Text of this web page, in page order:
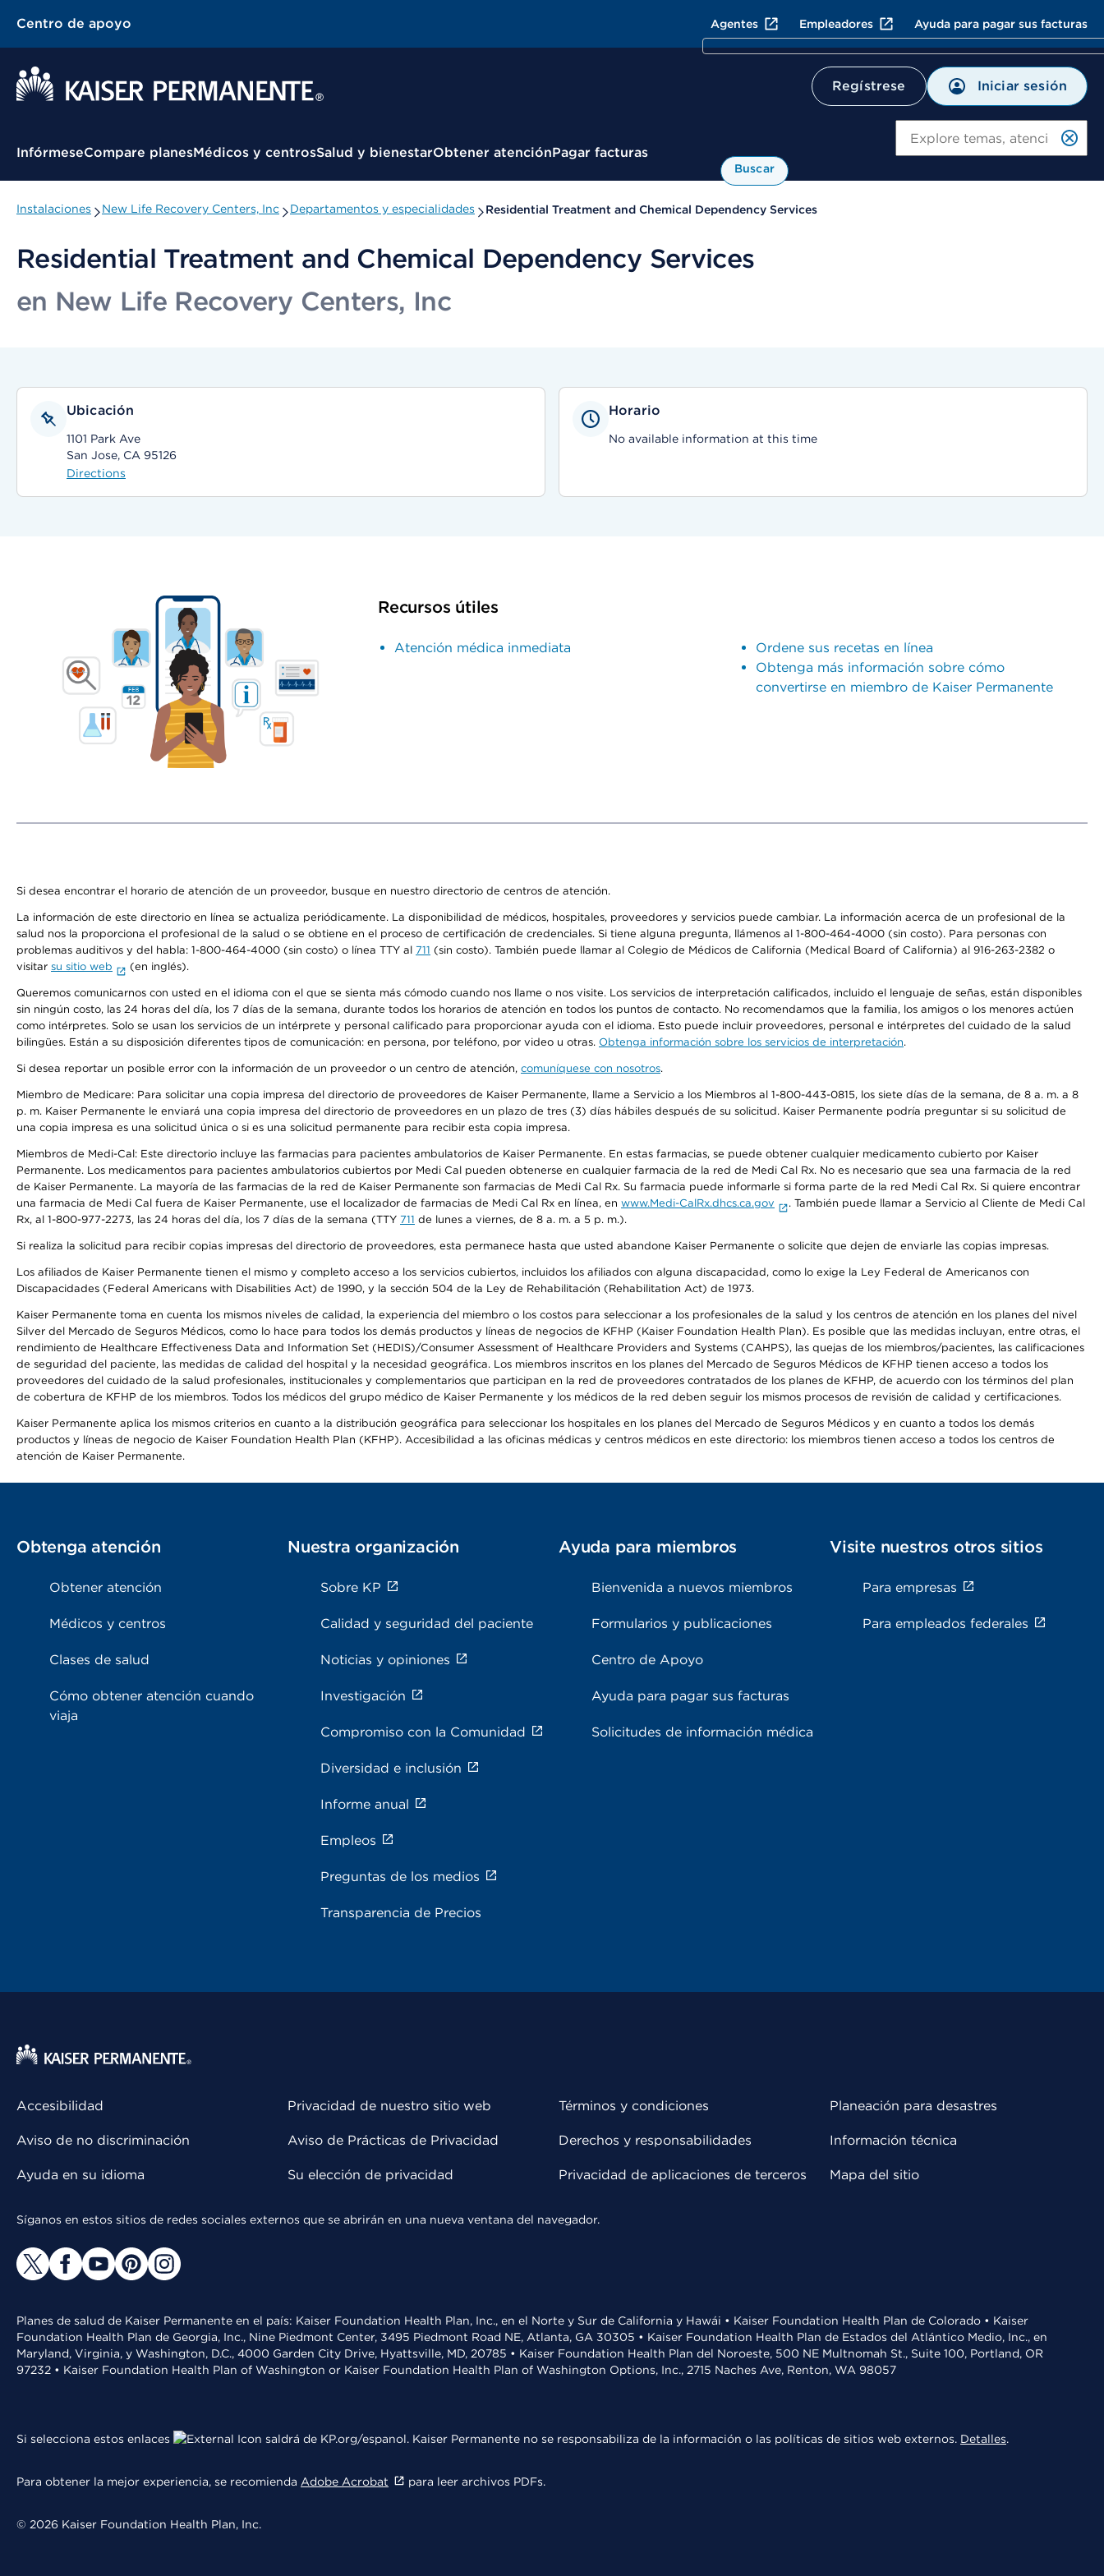
Centro de apoyo Agentes Empleadores Ayuda para pagar sus facturas
Regístrese Iniciar sesión
Menú contextual
InfórmeseCompare planesMédicos y centrosSalud y bienestarObtener atenciónPagar facturas
Buscar
Instalaciones New Life Recovery Centers, Inc Departamentos y especialidades Residential Treatment and Chemical Dependency Services
Residential Treatment and Chemical Dependency Services
en New Life Recovery Centers, Inc
Ubicación
1101 Park Ave
San Jose, CA 95126
Directions
Horario
No available information at this time
Recursos útiles
Atención médica inmediata
Ordene sus recetas en línea
Obtenga más información sobre cómo
convertirse en miembro de Kaiser Permanente
Si desea encontrar el horario de atención de un proveedor, busque en nuestro directorio de centros de atención.
La información de este directorio en línea se actualiza periódicamente. La disponibilidad de médicos, hospitales, proveedores y servicios puede cambiar. La información acerca de un profesional de la
salud nos la proporciona el profesional de la salud o se obtiene en el proceso de certificación de credenciales. Si tiene alguna pregunta, llámenos al 1-800-464-4000 (sin costo). Para personas con
problemas auditivos y del habla: 1-800-464-4000 (sin costo) o línea TTY al 711 (sin costo). También puede llamar al Colegio de Médicos de California (Medical Board of California) al 916-263-2382 o
visitar su sitio web (en inglés).
Queremos comunicarnos con usted en el idioma con el que se sienta más cómodo cuando nos llame o nos visite. Los servicios de interpretación calificados, incluido el lenguaje de señas, están disponibles
sin ningún costo, las 24 horas del día, los 7 días de la semana, durante todos los horarios de atención en todos los puntos de contacto. No recomendamos que la familia, los amigos o los menores actúen
como intérpretes. Solo se usan los servicios de un intérprete y personal calificado para proporcionar ayuda con el idioma. Esto puede incluir proveedores, personal e intérpretes del cuidado de la salud
bilingües. Están a su disposición diferentes tipos de comunicación: en persona, por teléfono, por video u otras. Obtenga información sobre los servicios de interpretación.
Si desea reportar un posible error con la información de un proveedor o un centro de atención, comuníquese con nosotros.
Miembro de Medicare: Para solicitar una copia impresa del directorio de proveedores de Kaiser Permanente, llame a Servicio a los Miembros al 1-800-443-0815, los siete días de la semana, de 8 a. m. a 8
p. m. Kaiser Permanente le enviará una copia impresa del directorio de proveedores en un plazo de tres (3) días hábiles después de su solicitud. Kaiser Permanente podría preguntar si su solicitud de
una copia impresa es una solicitud única o si es una solicitud permanente para recibir esta copia impresa.
Miembros de Medi-Cal: Este directorio incluye las farmacias para pacientes ambulatorios de Kaiser Permanente. En estas farmacias, se puede obtener cualquier medicamento cubierto por Kaiser
Permanente. Los medicamentos para pacientes ambulatorios cubiertos por Medi Cal pueden obtenerse en cualquier farmacia de la red de Medi Cal Rx. No es necesario que sea una farmacia de la red
de Kaiser Permanente. La mayoría de las farmacias de la red de Kaiser Permanente son farmacias de Medi Cal Rx. Su farmacia puede informarle si forma parte de la red Medi Cal Rx. Si quiere encontrar
una farmacia de Medi Cal fuera de Kaiser Permanente, use el localizador de farmacias de Medi Cal Rx en línea, en www.Medi-CalRx.dhcs.ca.gov
. También puede llamar a Servicio al Cliente de Medi Cal
Rx, al 1-800-977-2273, las 24 horas del día, los 7 días de la semana (TTY 711 de lunes a viernes, de 8 a. m. a 5 p. m.).
Si realiza la solicitud para recibir copias impresas del directorio de proveedores, esta permanece hasta que usted abandone Kaiser Permanente o solicite que dejen de enviarle las copias impresas.
Los afiliados de Kaiser Permanente tienen el mismo y completo acceso a los servicios cubiertos, incluidos los afiliados con alguna discapacidad, como lo exige la Ley Federal de Americanos con
Discapacidades (Federal Americans with Disabilities Act) de 1990, y la sección 504 de la Ley de Rehabilitación (Rehabilitation Act) de 1973.
Kaiser Permanente toma en cuenta los mismos niveles de calidad, la experiencia del miembro o los costos para seleccionar a los profesionales de la salud y los centros de atención en los planes del nivel
Silver del Mercado de Seguros Médicos, como lo hace para todos los demás productos y líneas de negocios de KFHP (Kaiser Foundation Health Plan). Es posible que las medidas incluyan, entre otras, el
rendimiento de Healthcare Effectiveness Data and Information Set (HEDIS)/Consumer Assessment of Healthcare Providers and Systems (CAHPS), las quejas de los miembros/pacientes, las calificaciones
de seguridad del paciente, las medidas de calidad del hospital y la necesidad geográfica. Los miembros inscritos en los planes del Mercado de Seguros Médicos de KFHP tienen acceso a todos los
proveedores del cuidado de la salud profesionales, institucionales y complementarios que participan en la red de proveedores contratados de los planes de KFHP, de acuerdo con los términos del plan
de cobertura de KFHP de los miembros. Todos los médicos del grupo médico de Kaiser Permanente y los médicos de la red deben seguir los mismos procesos de revisión de calidad y certificaciones.
Kaiser Permanente aplica los mismos criterios en cuanto a la distribución geográfica para seleccionar los hospitales en los planes del Mercado de Seguros Médicos y en cuanto a todos los demás
productos y líneas de negocio de Kaiser Foundation Health Plan (KFHP). Accesibilidad a las oficinas médicas y centros médicos en este directorio: los miembros tienen acceso a todos los centros de
atención de Kaiser Permanente.
Obtenga atención
Obtener atención
Médicos y centros
Clases de salud
Cómo obtener atención cuando
viaja
Nuestra organización
Sobre KP
Calidad y seguridad del paciente
Noticias y opiniones
Investigación
Compromiso con la Comunidad
Diversidad e inclusión
Informe anual
Empleos
Preguntas de los medios
Transparencia de Precios
Ayuda para miembros
Bienvenida a nuevos miembros
Formularios y publicaciones
Centro de Apoyo
Ayuda para pagar sus facturas
Solicitudes de información médica
Visite nuestros otros sitios
Para empresas
Para empleados federales
Accesibilidad
Aviso de no discriminación
Ayuda en su idioma
Privacidad de nuestro sitio web
Aviso de Prácticas de Privacidad
Su elección de privacidad
Términos y condiciones
Derechos y responsabilidades
Privacidad de aplicaciones de terceros
Planeación para desastres
Información técnica
Mapa del sitio
Síganos en estos sitios de redes sociales externos que se abrirán en una nueva ventana del navegador.
Planes de salud de Kaiser Permanente en el país: Kaiser Foundation Health Plan, Inc., en el Norte y Sur de California y Hawái • Kaiser Foundation Health Plan de Colorado • Kaiser
Foundation Health Plan de Georgia, Inc., Nine Piedmont Center, 3495 Piedmont Road NE, Atlanta, GA 30305 • Kaiser Foundation Health Plan de Estados del Atlántico Medio, Inc., en
Maryland, Virginia, y Washington, D.C., 4000 Garden City Drive, Hyattsville, MD, 20785 • Kaiser Foundation Health Plan del Noroeste, 500 NE Multnomah St., Suite 100, Portland, OR
97232 • Kaiser Foundation Health Plan of Washington or Kaiser Foundation Health Plan of Washington Options, Inc., 2715 Naches Ave, Renton, WA 98057
Si selecciona estos enlaces saldrá de KP.org/espanol. Kaiser Permanente no se responsabiliza de la información o las políticas de sitios web externos. Detalles.
Para obtener la mejor experiencia, se recomienda Adobe Acrobat para leer archivos PDFs.
© 2026 Kaiser Foundation Health Plan, Inc.